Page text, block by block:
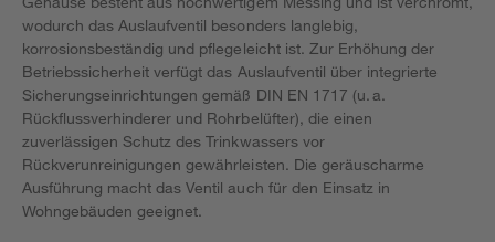
wodurch das Auslaufventil besonders langlebig,
korrosionsbeständig und pflegeleicht ist. Zur Erhöhung der
Betriebssicherheit verfügt das Auslaufventil über integrierte
Sicherungseinrichtungen gemäß DIN EN 1717 (u. a.
Rückflussverhinderer und Rohrbelüfter), die einen
zuverlässigen Schutz des Trinkwassers vor
Rückverunreinigungen gewährleisten. Die geräuscharme
Ausführung macht das Ventil auch für den Einsatz in
Wohngebäuden geeignet.